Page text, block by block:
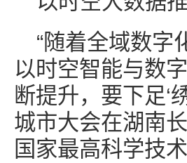
“随着全域数字
以时空智能与数
断提升，要下足‘
城市大会在湖南
国家最高科学技